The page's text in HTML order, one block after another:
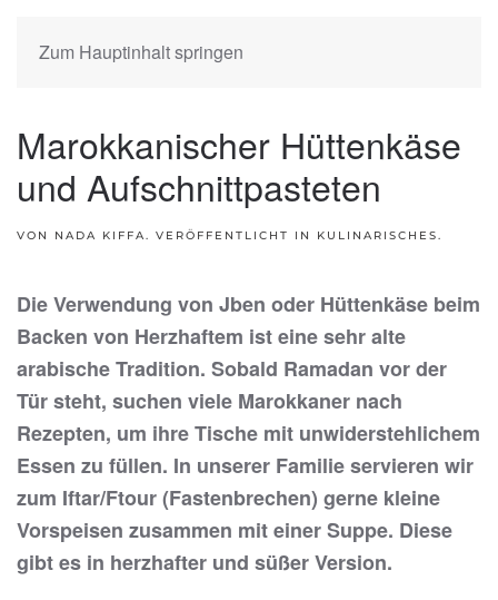
Zum Hauptinhalt springen
Marokkanischer Hüttenkäse
und Aufschnittpasteten
VON NADA KIFFA. VERÖFFENTLICHT IN KULINARISCHES.
Die Verwendung von Jben oder Hüttenkäse beim
Backen von Herzhaftem ist eine sehr alte
arabische Tradition. Sobald Ramadan vor der
Tür steht, suchen viele Marokkaner nach
Rezepten, um ihre Tische mit unwiderstehlichem
Essen zu füllen. In unserer Familie servieren wir
zum Iftar/Ftour (Fastenbrechen) gerne kleine
Vorspeisen zusammen mit einer Suppe. Diese
gibt es in herzhafter und süßer Version.